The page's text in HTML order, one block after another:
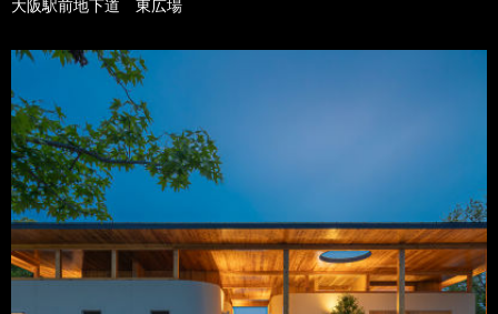
大阪駅前地下道 東広場